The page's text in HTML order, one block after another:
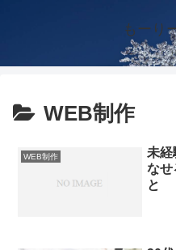
もーり
WEB制作
WEB制作
未経
なせ
と